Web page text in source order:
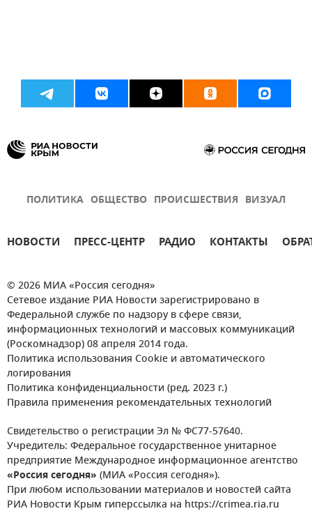
ПОЛИТИКА ОБЩЕСТВО ПРОИСШЕСТВИЯ ВИЗУАЛ
НОВОСТИ ПРЕСС-ЦЕНТР РАДИО КОНТАКТЫ
© 2026 МИА «Россия сегодня»
Сетевое издание РИА Новости зарегистрировано в
Федеральной службе по надзору в сфере связи,
информационных технологий и массовых коммуникаций
(Роскомнадзор) 08 апреля 2014 года.
Политика использования Cookie и автоматического
логирования
Политика конфиденциальности (ред. 2023 г.)
Правила применения рекомендательных технологий
Свидетельство о регистрации Эл № ФС77-57640.
Учредитель: Федеральное государственное унитарное
предприятие Международное информационное агентство
«Россия сегодня» (МИА «Россия сегодня»).
При любом использовании материалов и новостей сайта
РИА Новости Крым гиперссылка на https://crimea.ria.ru